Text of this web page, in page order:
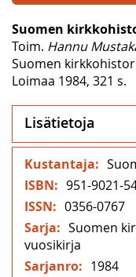
Suomen
Toim. Hannu
Suomen
Loimaa 1984, 321 s.
Lisätietoja
Lisätietoja
951-9021-
0356-0767
Suomen
vuosikirja
1984